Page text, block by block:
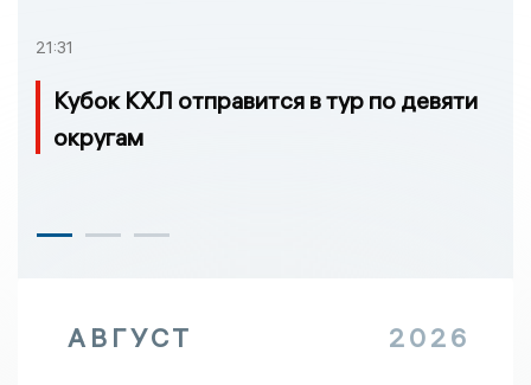
21:31
Кубок КХЛ отправится в тур по девяти
округам
АВГУСТ 2026